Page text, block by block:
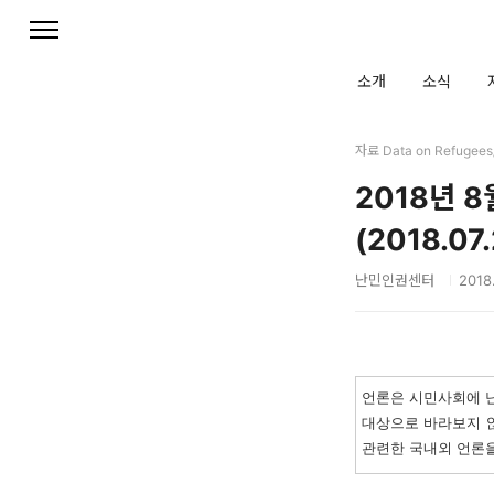
소개 소식
자료 Data on
2018년 8
난민인권센터
언론은 시민사회에
대상으로 바라보지
관련한 국내외 언